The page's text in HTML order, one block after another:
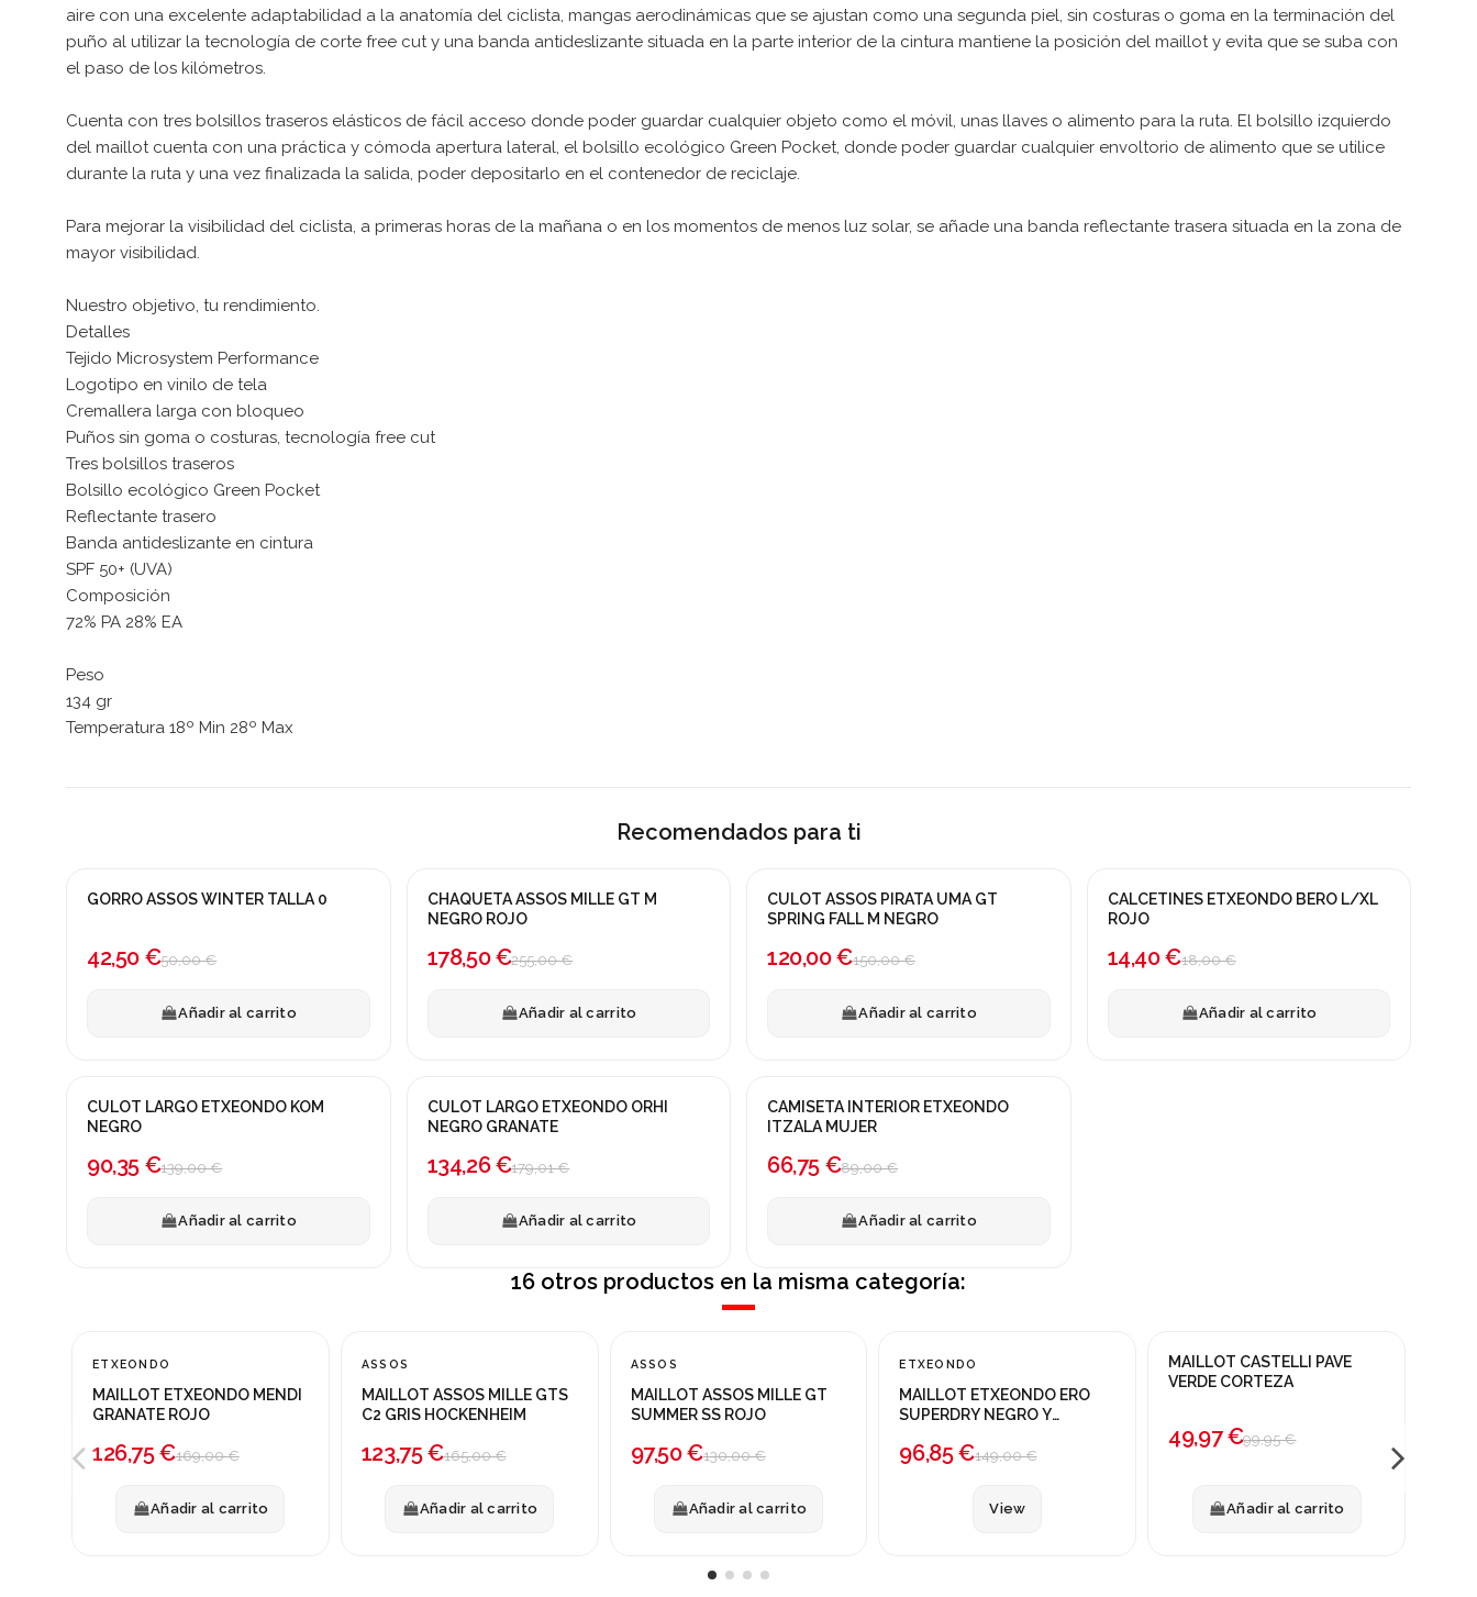
aire con una excelente adaptabilidad a la anatomía del ciclista, mangas aerodinámicas que se ajustan como una segunda piel, sin costuras o goma en la terminación del
puño al utilizar la tecnología de corte free cut y una banda antideslizante situada en la parte interior de la cintura mantiene la posición del maillot y evita que se suba con
el paso de los kilómetros.
Cuenta con tres bolsillos traseros elásticos de fácil acceso donde poder guardar cualquier objeto como el móvil, unas llaves o alimento para la ruta. El bolsillo izquierdo
del maillot cuenta con una práctica y cómoda apertura lateral, el bolsillo ecológico Green Pocket, donde poder guardar cualquier envoltorio de alimento que se utilice
durante la ruta y una vez finalizada la salida, poder depositarlo en el contenedor de reciclaje.
Para mejorar la visibilidad del ciclista, a primeras horas de la mañana o en los momentos de menos luz solar, se añade una banda reflectante trasera situada en la zona de
mayor visibilidad.
Nuestro objetivo, tu rendimiento.
Detalles
Tejido Microsystem Performance
Logotipo en vinilo de tela
Cremallera larga con bloqueo
Puños sin goma o costuras, tecnología free cut
Tres bolsillos traseros
Bolsillo ecológico Green Pocket
Reflectante trasero
Banda antideslizante en cintura
SPF 50+ (UVA)
Composición
72% PA 28% EA
Peso
134 gr
Temperatura 18º Min 28º Max
Recomendados para ti
¡En oferta!
GORRO ASSOS WINTER TALLA 0
42,50 €50,00 €
Añadir al carrito
¡En oferta!
CHAQUETA ASSOS MILLE GT M
NEGRO ROJO
178,50 €255,00 €
Añadir al carrito
¡En oferta!
CULOT ASSOS PIRATA UMA GT
SPRING FALL M NEGRO
120,00 €150,00 €
Añadir al carrito
¡En oferta!
CALCETINES ETXEONDO BERO L/XL
ROJO
14,40 €18,00 €
Añadir al carrito
¡En oferta!
CULOT LARGO ETXEONDO KOM
NEGRO
90,35 €139,00 €
Añadir al carrito
¡En oferta!
CULOT LARGO ETXEONDO ORHI
NEGRO GRANATE
134,26 €179,01 €
Añadir al carrito
¡En oferta!
CAMISETA INTERIOR ETXEONDO
ITZALA MUJER
66,75 €89,00 €
Añadir al carrito
16 otros productos en la misma categoría:
¡En oferta!
-25%
ETXEONDO
MAILLOT ETXEONDO MENDI
GRANATE ROJO
126,75 €169,00 €
Añadir al carrito
¡En oferta!
-25%
ASSOS
MAILLOT ASSOS MILLE GTS
C2 GRIS HOCKENHEIM
123,75 €165,00 €
Añadir al carrito
¡En oferta!
-25%
ASSOS
MAILLOT ASSOS MILLE GT
SUMMER SS ROJO
97,50 €130,00 €
Añadir al carrito
¡En oferta!
-35%
ETXEONDO
MAILLOT ETXEONDO ERO
SUPERDRY NEGRO Y
96,85 €149,00 €
View
¡En oferta!
MAILLOT CASTELLI PAVE
VERDE CORTEZA
49,97 €99,95 €
Añadir al carrito